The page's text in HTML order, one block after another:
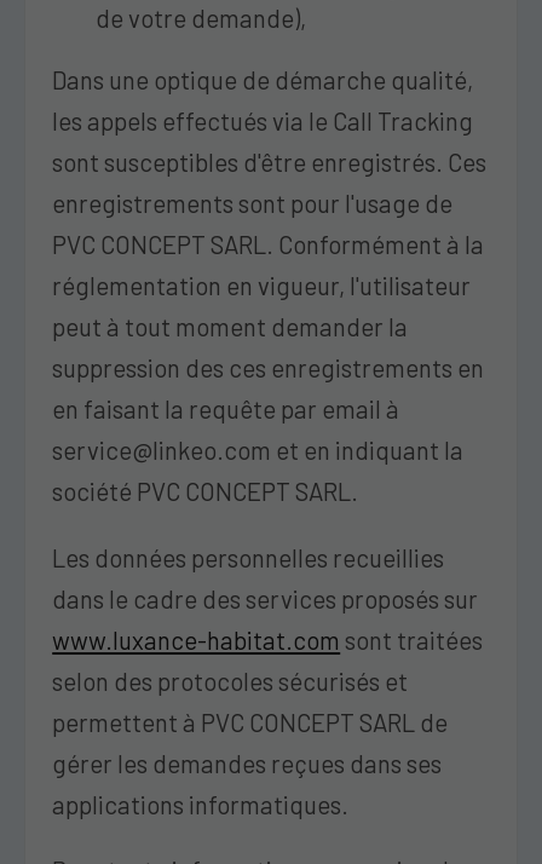
de votre demande),
Dans une optique de démarche qualité,
les appels effectués via le Call Tracking
sont susceptibles d'être enregistrés. Ces
enregistrements sont pour l'usage de
PVC CONCEPT SARL. Conformément à la
réglementation en vigueur, l'utilisateur
peut à tout moment demander la
suppression des ces enregistrements en
en faisant la requête par email à
service@linkeo.com et en indiquant la
société PVC CONCEPT SARL.
Les données personnelles recueillies
dans le cadre des services proposés sur
www.luxance-habitat.com sont traitées
selon des protocoles sécurisés et
permettent à PVC CONCEPT SARL de
gérer les demandes reçues dans ses
applications informatiques.